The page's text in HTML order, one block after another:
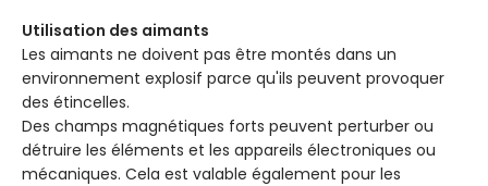
Utilisation des aimants
Les aimants ne doivent pas être montés dans un
environnement explosif parce qu'ils peuvent provoquer
des étincelles.
Des champs magnétiques forts peuvent perturber ou
détruire les éléments et les appareils électroniques ou
mécaniques. Cela est valable également pour les